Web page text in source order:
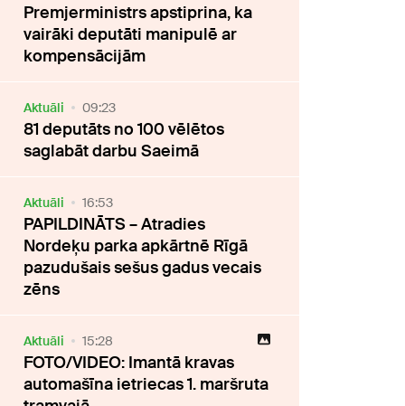
Premjerministrs apstiprina, ka
vairāki deputāti manipulē ar
kompensācijām
Aktuāli 09:23
81 deputāts no 100 vēlētos
saglabāt darbu Saeimā
Aktuāli 16:53
PAPILDINĀTS – Atradies
Nordeķu parka apkārtnē Rīgā
pazudušais sešus gadus vecais
zēns
Aktuāli 15:28
FOTO/VIDEO: Imantā kravas
automašīna ietriecas 1. maršruta